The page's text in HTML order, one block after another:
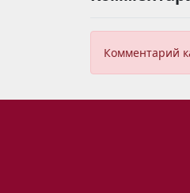
Комментарий